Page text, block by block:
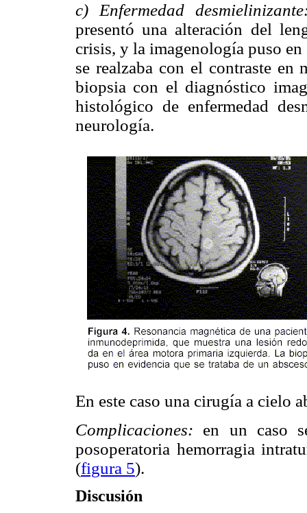
c) Enfermedad
presentó una alteración del
crisis, y la imagenología puso
se realzaba con el contraste en
biopsia con el diagnóstico
histológico de enfermedad
neurología.
En este caso una cirugía a cielo
Complicaciones: en un caso
posoperatoria hemorragia
(figura 5).
Discusión